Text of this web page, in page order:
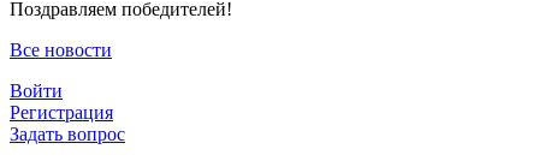
Поздравляем победителей!
Все новости
Войти
Регистрация
Задать вопрос